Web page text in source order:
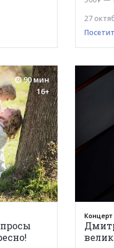
27
90 мин
16+
Концерт